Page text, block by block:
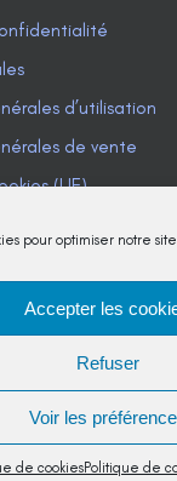
pour optimiser notre
Accepter les
Refuser
Voir les
de cookiesPolitique de
d’utilisation
de vente
(UE)
85 22 98